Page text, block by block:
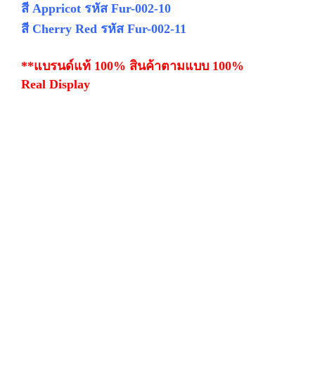
สี Appricot รหัส Fur-002-10
สี Cherry Red รหัส Fur-002-11
**แบรนด์แท้ 100% สินค้าตามแบบ 100%
Real Display